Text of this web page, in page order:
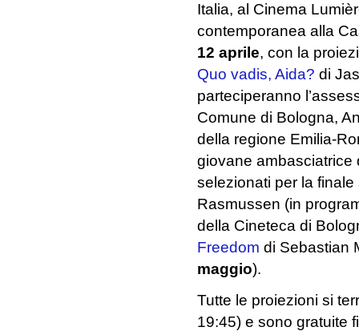
Italia, al Cinema
contemporanea alla
12 aprile, con la
Quo vadis, Aida? di
parteciperanno
Comune di Bologna,
della regione Emilia-
giovane ambasciatrice
selezionati per la
Rasmussen (in
della Cineteca di
Freedom di Sebastian
maggio).
Tutte le proiezioni si
19:45) e sono gratuite